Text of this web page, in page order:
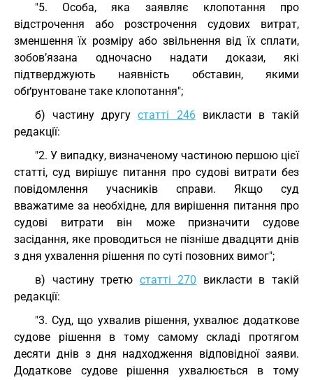
"5. Особа, яка заявляє клопотання про
відстрочення або розстрочення судових витрат,
зменшення їх розміру або звільнення від їх сплати,
зобов’язана одночасно надати докази, які
підтверджують наявність обставин, якими
обґрунтоване таке клопотання";
б) частину другустатті 246викласти в такій
редакції:
"2. У випадку, визначеному частиною першою цієї
статті, суд вирішує питання про судові витрати без
повідомлення учасників справи. Якщо суд
вважатиме за необхідне, для вирішення питання про
судові витрати він може призначити судове
засідання, яке проводиться не пізніше двадцяти днів
з дня ухвалення рішення по суті позовних вимог";
в) частину третю статті 270 викласти в такій
редакції:
"3. Суд, що ухвалив рішення, ухвалює додаткове
судове рішення в тому самому складі протягом
десяти днів з дня надходження відповідної заяви.
Додаткове судове рішення ухвалюється в тому